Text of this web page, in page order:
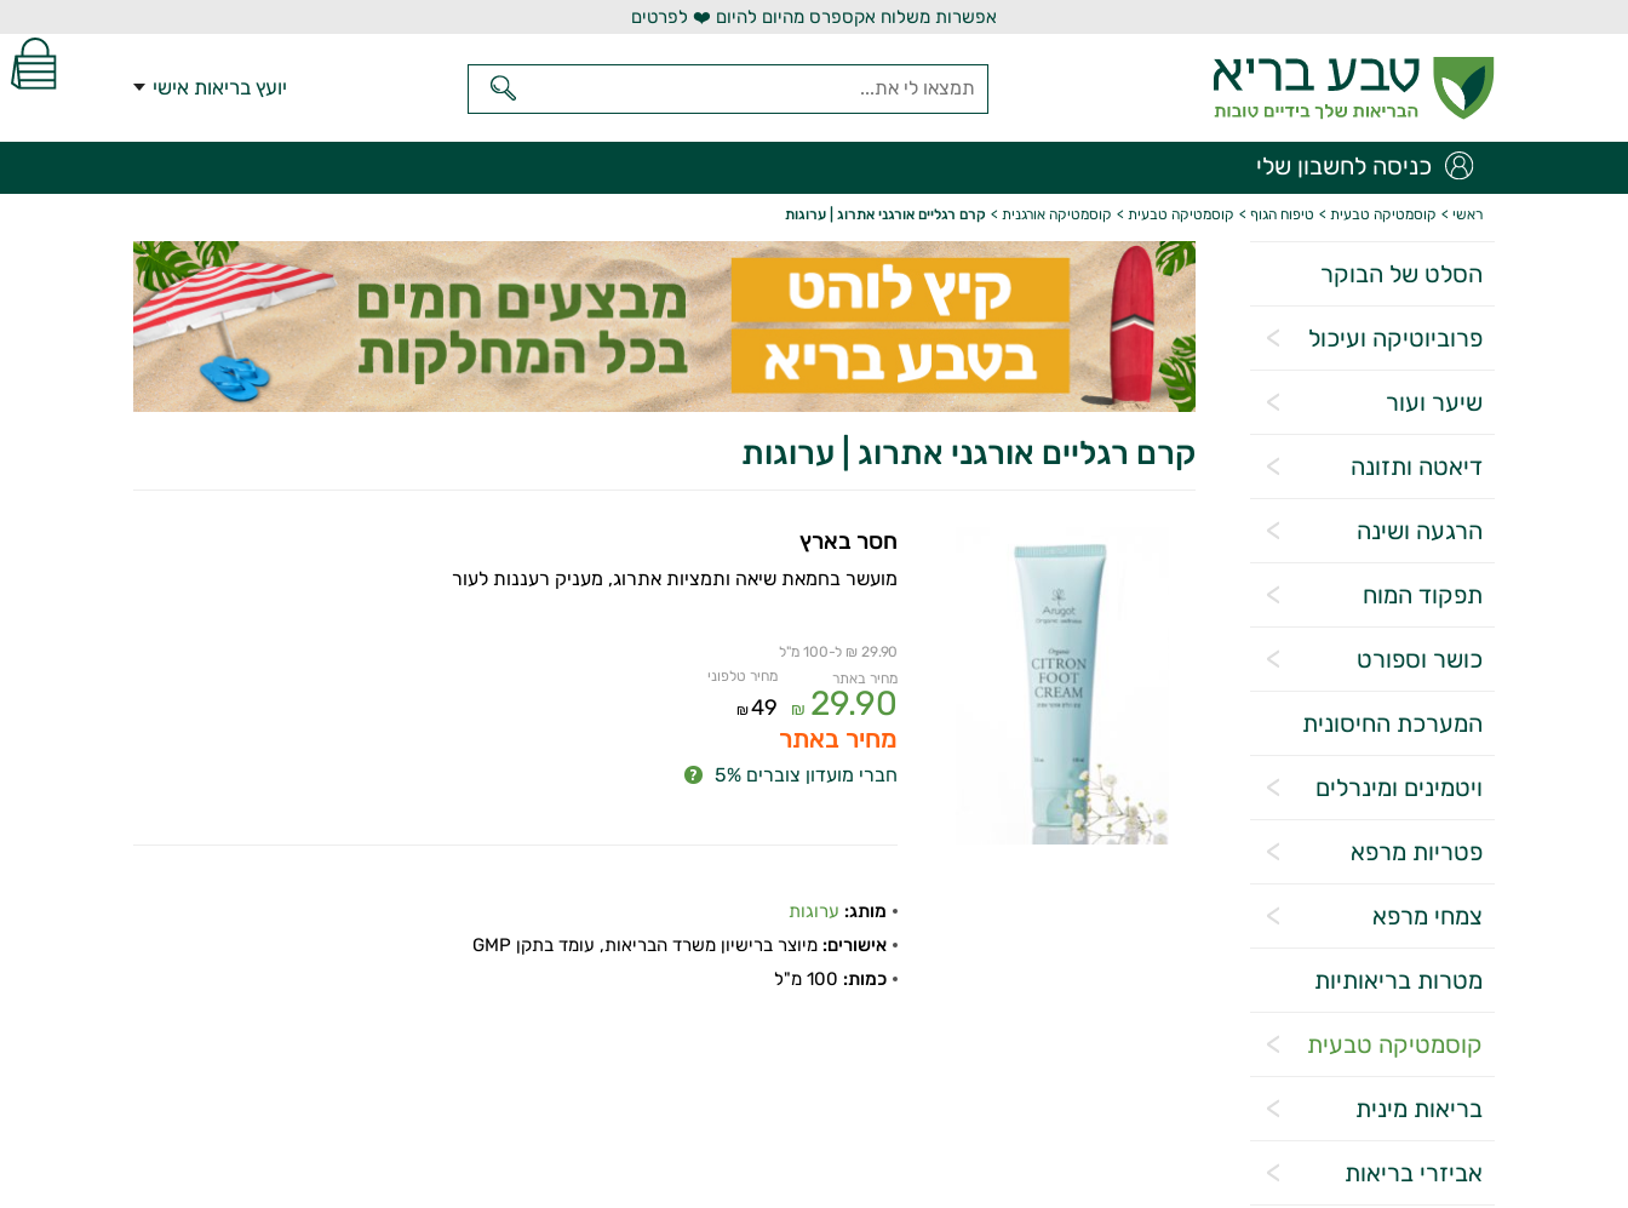
אפשרות משלוח אקספרס מהיום להיום ❤️ לפרטים
יועץ בריאות אישי
כניסה לחשבון שלי
ראשי > קוסמטיקה טבעית > טיפוח הגוף > קוסמטיקה טבעית > קוסמטיקה אורגנית > קרם רגליים אורגני אתרוג | ערוגות
הסלט של הבוקר
פרוביוטיקה ועיכול
שיער ועור
דיאטה ותזונה
הרגעה ושינה
תפקוד המוח
כושר וספורט
המערכת החיסונית
ויטמינים ומינרלים
פטריות מרפא
צמחי מרפא
מטרות בריאותיות
קוסמטיקה טבעית
בריאות מינית
אביזרי בריאות
קרם רגליים אורגני אתרוג | ערוגות
חסר בארץ
מועשר בחמאת שיאה ותמציות אתרוג, מעניק רעננות לעור
29.90 ₪ ל-100 מ"ל
מחיר באתר
29.90
₪
מחיר טלפוני
49
₪
מחיר באתר
חברי מועדון צוברים 5%
מותג: ערוגות
אישורים: מיוצר ברישיון משרד הבריאות, עומד בתקן GMP
כמות: